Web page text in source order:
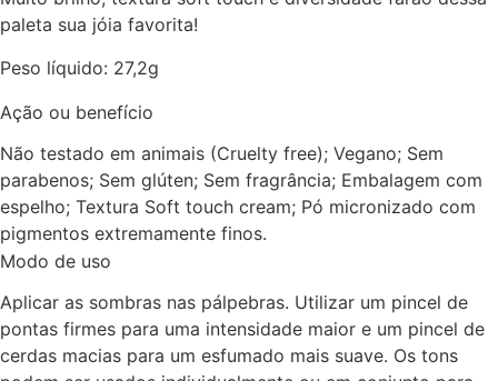
paleta sua jóia favorita!
Peso líquido: 27,2g
Ação ou benefício
Não testado em animais (Cruelty free); Vegano; Sem
parabenos; Sem glúten; Sem fragrância; Embalagem com
espelho; Textura Soft touch cream; Pó micronizado com
pigmentos extremamente finos.
Modo de uso
Aplicar as sombras nas pálpebras. Utilizar um pincel de
pontas firmes para uma intensidade maior e um pincel de
cerdas macias para um esfumado mais suave. Os tons